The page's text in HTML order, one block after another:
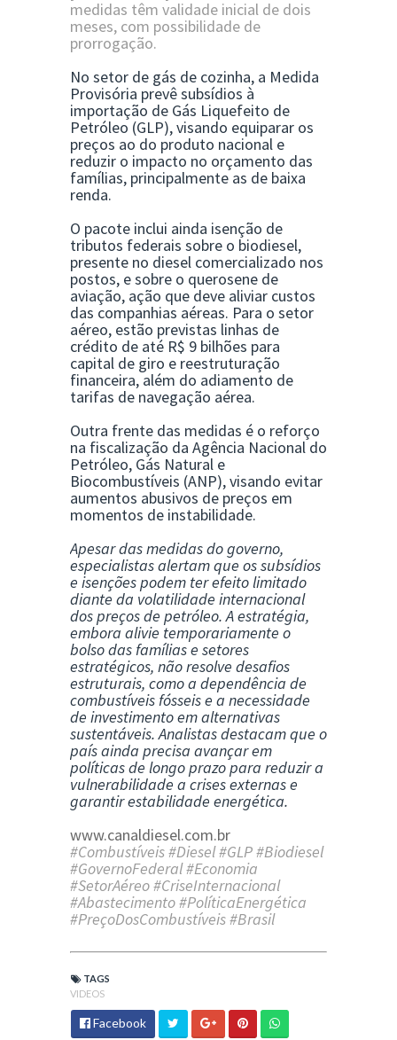
medidas têm validade inicial de dois
meses, com possibilidade de
prorrogação.
No setor de gás de cozinha, a Medida
Provisória prevê subsídios à
importação de Gás Liquefeito de
Petróleo (GLP), visando equiparar os
preços ao do produto nacional e
reduzir o impacto no orçamento das
famílias, principalmente as de baixa
renda.
O pacote inclui ainda isenção de
tributos federais sobre o biodiesel,
presente no diesel comercializado nos
postos, e sobre o querosene de
aviação, ação que deve aliviar custos
das companhias aéreas. Para o setor
aéreo, estão previstas linhas de
crédito de até R$ 9 bilhões para
capital de giro e reestruturação
financeira, além do adiamento de
tarifas de navegação aérea.
Outra frente das medidas é o reforço
na fiscalização da Agência Nacional do
Petróleo, Gás Natural e
Biocombustíveis (ANP), visando evitar
aumentos abusivos de preços em
momentos de instabilidade.
Apesar das medidas do governo,
especialistas alertam que os subsídios
e isenções podem ter efeito limitado
diante da volatilidade internacional
dos preços de petróleo. A estratégia,
embora alivie temporariamente o
bolso das famílias e setores
estratégicos, não resolve desafios
estruturais, como a dependência de
combustíveis fósseis e a necessidade
de investimento em alternativas
sustentáveis. Analistas destacam que o
país ainda precisa avançar em
políticas de longo prazo para reduzir a
vulnerabilidade a crises externas e
garantir estabilidade energética.
www.canaldiesel.com.br
#Combustíveis #Diesel #GLP #Biodiesel
#GovernoFederal #Economia
#SetorAéreo #CriseInternacional
#Abastecimento #PolíticaEnergética
#PreçoDosCombustíveis #Brasil
TAGS
VIDEOS
Facebook